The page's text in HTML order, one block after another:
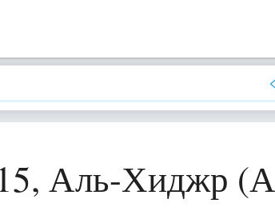
Аль-Хиджр